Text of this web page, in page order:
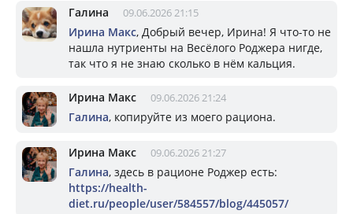
Галина 09.06.2026 21:15
Ирина Макс, Добрый вечер, Ирина! Я что-то не
нашла нутриенты на Весёлого Роджера нигде,
так что я не знаю сколько в нём кальция.
Ирина Макс 09.06.2026 21:24
Галина, копируйте из моего рациона.
Ирина Макс 09.06.2026 21:27
Галина, здесь в рационе Роджер есть:
https://health-
diet.ru/people/user/584557/blog/445057/